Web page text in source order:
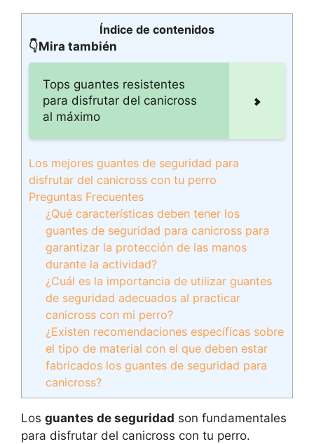
Índice de contenidos
👇Mira también
Tops guantes resistentes
para disfrutar del canicross
al máximo
Los mejores guantes de seguridad para
disfrutar del canicross con tu perro
Preguntas Frecuentes
¿Qué características deben tener los
guantes de seguridad para canicross para
garantizar la protección de las manos
durante la actividad?
¿Cuál es la importancia de utilizar guantes
de seguridad adecuados al practicar
canicross con mi perro?
¿Existen recomendaciones específicas sobre
el tipo de material con el que deben estar
fabricados los guantes de seguridad para
canicross?
Los guantes de seguridad son fundamentales
para disfrutar del canicross con tu perro.